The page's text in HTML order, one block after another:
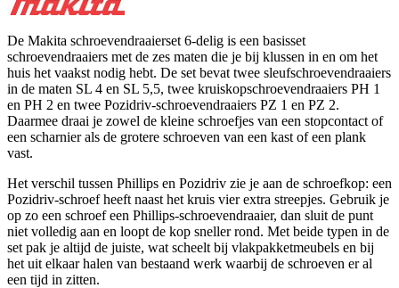
De Makita schroevendraaierset 6-delig is een basisset
schroevendraaiers met de zes maten die je bij klussen in en om het
huis het vaakst nodig hebt. De set bevat twee sleufschroevendraaiers
in de maten SL 4 en SL 5,5, twee kruiskopschroevendraaiers PH 1
en PH 2 en twee Pozidriv-schroevendraaiers PZ 1 en PZ 2.
Daarmee draai je zowel de kleine schroefjes van een stopcontact of
een scharnier als de grotere schroeven van een kast of een plank
vast.
Het verschil tussen Phillips en Pozidriv zie je aan de schroefkop: een
Pozidriv-schroef heeft naast het kruis vier extra streepjes. Gebruik je
op zo een schroef een Phillips-schroevendraaier, dan sluit de punt
niet volledig aan en loopt de kop sneller rond. Met beide typen in de
set pak je altijd de juiste, wat scheelt bij vlakpakketmeubels en bij
het uit elkaar halen van bestaand werk waarbij de schroeven er al
een tijd in zitten.